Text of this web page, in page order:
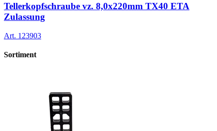
Tellerkopfschraube vz. 8,0x220mm TX40 ETA
Zulassung
Art. 123903
Sortiment